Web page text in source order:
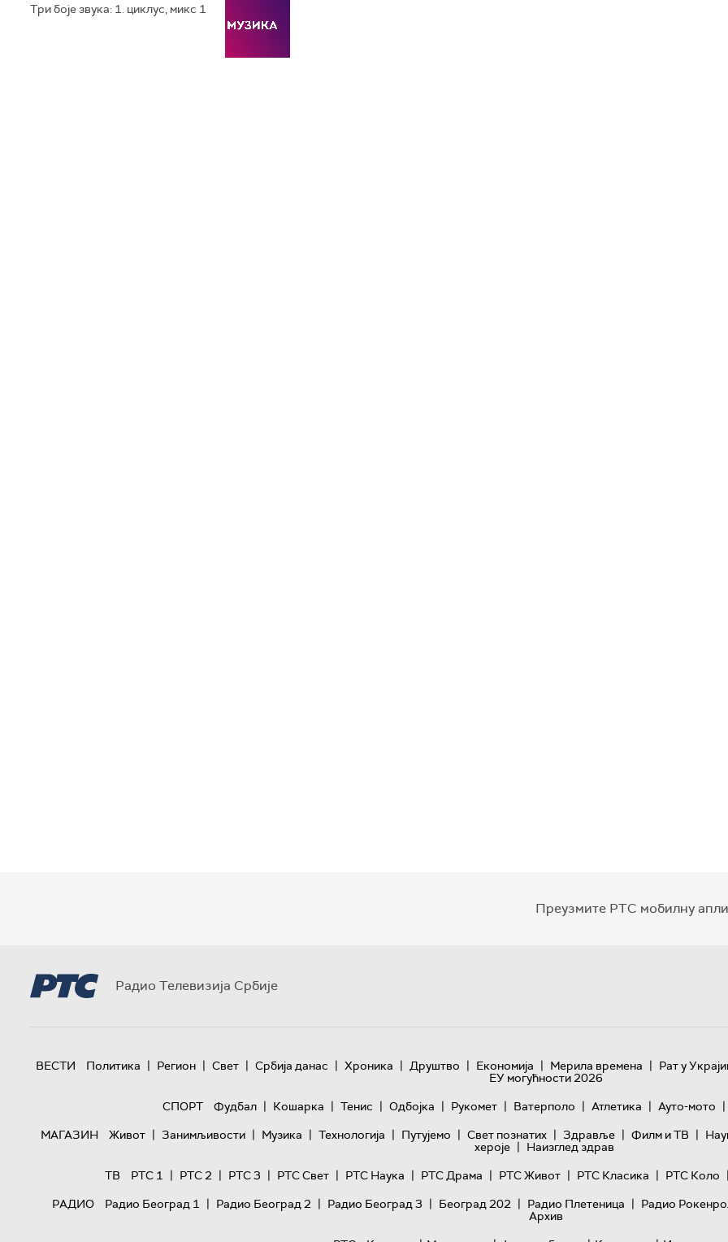
Три боје звука: 1. циклус, микс 1
Преузмите РТС мобилну
Радио Телевизија Србије
ВЕСТИ Политика | Регион | Свет | Србија данас | Хроника | Друштво | Економија | Мерила времена | Рат у
ЕУ могућности 2026
СПОРТ
Фудбал | Кошарка | Тенис | Одбојка | Рукомет | Ватерполо | Атлетика | Ауто-мото |
МАГАЗИН
Живот | Занимљивости | Музика | Технологијa | Путујемо | Свет познатих | Здравље | Филм и ТВ |
хероје | Наизглед здрав
ТВ
РТС 1 | РТС 2 | РТС 3 | РТС Свет | РТС Наука | РТС Драма | РТС Живот | РТС Класика | РТС Коло |
РАДИО
Радио Београд 1 | Радио Београд 2 | Радио Београд 3 | Београд 202 | Радио Плетеница | Радио
Архив